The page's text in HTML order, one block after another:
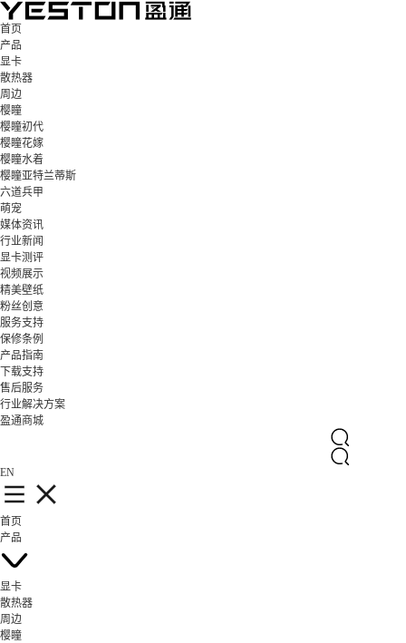
首页
产品
显卡
散热器
周边
樱瞳
樱瞳初代
樱瞳花嫁
樱瞳水着
樱瞳亚特兰蒂斯
六道兵甲
萌宠
媒体资讯
行业新闻
显卡测评
视频展示
精美壁纸
粉丝创意
服务支持
保修条例
产品指南
下载支持
售后服务
行业解决方案
盈通商城
EN
首页
产品
显卡
散热器
周边
樱瞳